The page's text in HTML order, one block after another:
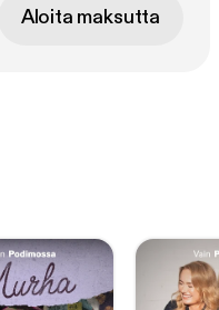
Aloita maksutta